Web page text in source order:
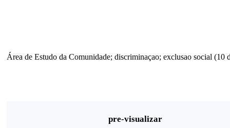
Área de Estudo da Comunidade; discriminaçao; exclusao social (10
pre-visualizar